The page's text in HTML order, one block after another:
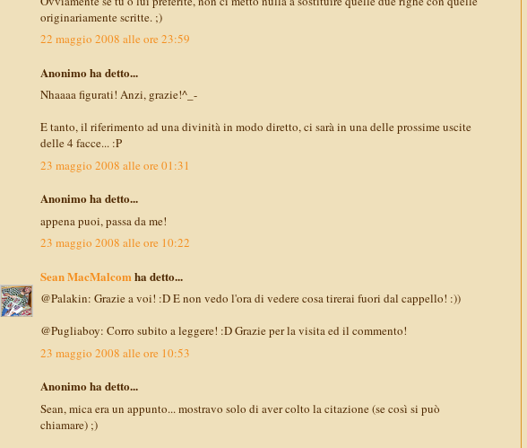
originariamente scritte. ;)
22 maggio 2008 alle ore 23:59
Anonimo ha detto...
Nhaaaa figurati! Anzi, grazie!^_-
E tanto, il riferimento ad una divinità in modo diretto, ci sarà in una delle prossime uscite
delle 4 facce... :P
23 maggio 2008 alle ore 01:31
Anonimo ha detto...
appena puoi, passa da me!
23 maggio 2008 alle ore 10:22
Sean MacMalcomha detto...
@Palakin: Grazie a voi! :D E non vedo l'ora di vedere cosa tirerai fuori dal cappello! :))
@Pugliaboy: Corro subito a leggere! :D Grazie per la visita ed il commento!
23 maggio 2008 alle ore 10:53
Anonimo ha detto...
Sean, mica era un appunto... mostravo solo di aver colto la citazione (se così si può
chiamare) ;)